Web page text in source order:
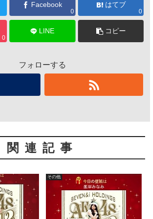
Facebook
0
はてブ
0
0
LINE コピー
フォローする
関連記事
その他